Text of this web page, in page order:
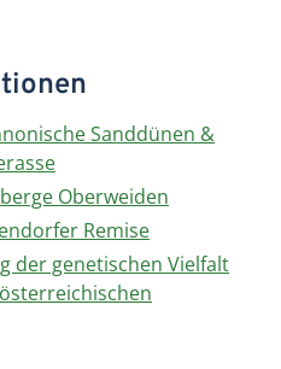
Sanddünen &
Oberweiden
Remise
der genetischen Vielfalt